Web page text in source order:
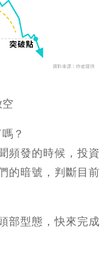
？
頻發的時候，投資
的暗號，判斷目前
部型態，快來完成